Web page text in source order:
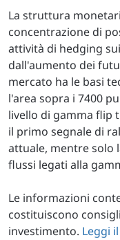
La struttura
concentrazione di
attività di hedging
dall'aumento dei
mercato ha le basi
l'area sopra i 7400
livello di gamma flip
il primo segnale di
attuale, mentre solo
flussi legati alla
Le informazioni
costituiscono
investimento. Leggi